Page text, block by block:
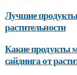
Лучшие продукты
растительности
Какие продукты
сайдинга от